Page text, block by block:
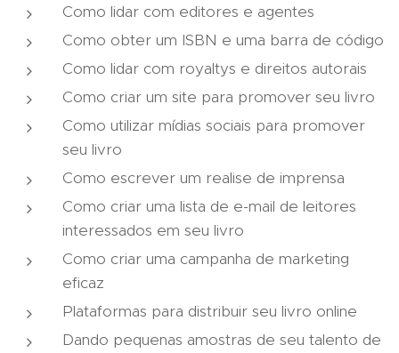
Como lidar com editores e agentes
Como obter um ISBN e uma barra de código
Como lidar com royaltys e direitos autorais
Como criar um site para promover seu livro
Como utilizar mídias sociais para promover
seu livro
Como escrever um realise de imprensa
Como criar uma lista de e-mail de leitores
interessados em seu livro
Como criar uma campanha de marketing
eficaz
Plataformas para distribuir seu livro online
Dando pequenas amostras de seu talento de